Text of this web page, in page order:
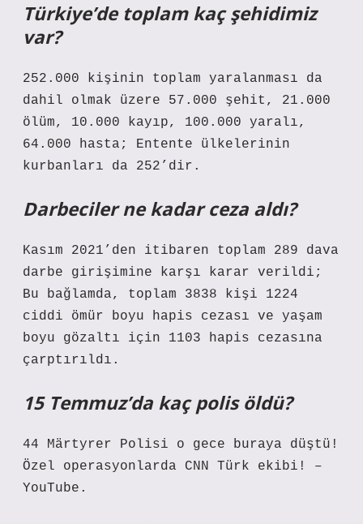
Türkiye’de toplam kaç şehidimiz
var?
252.000 kişinin toplam yaralanması da
dahil olmak üzere 57.000 şehit, 21.000
ölüm, 10.000 kayıp, 100.000 yaralı,
64.000 hasta; Entente ülkelerinin
kurbanları da 252’dir.
Darbeciler ne kadar ceza aldı?
Kasım 2021’den itibaren toplam 289 dava
darbe girişimine karşı karar verildi;
Bu bağlamda, toplam 3838 kişi 1224
ciddi ömür boyu hapis cezası ve yaşam
boyu gözaltı için 1103 hapis cezasına
çarptırıldı.
15 Temmuz’da kaç polis öldü?
44 Märtyrer Polisi o gece buraya düştü!
Özel operasyonlarda CNN Türk ekibi! –
YouTube.